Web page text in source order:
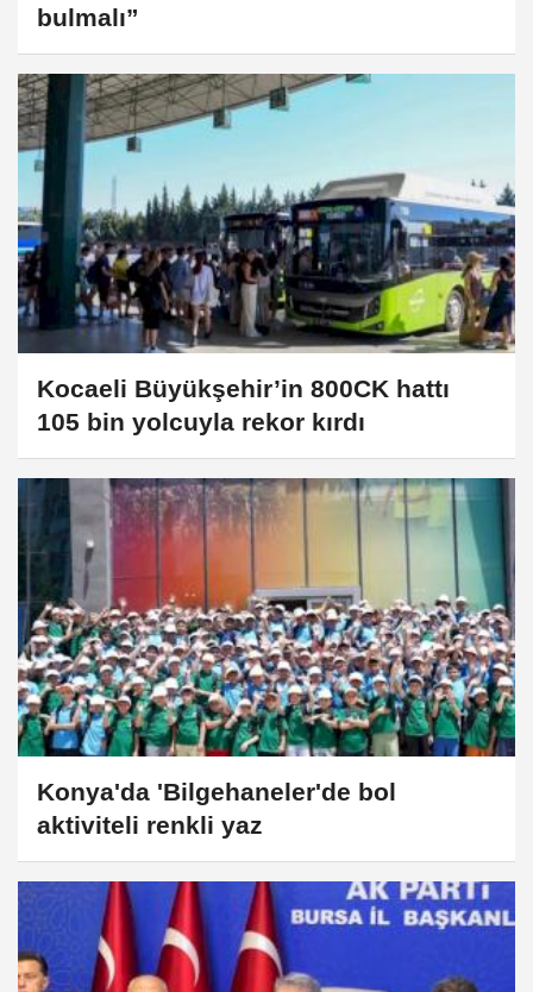
bulmalı”
Kocaeli Büyükşehir’in 800CK hattı
105 bin yolcuyla rekor kırdı
Konya'da 'Bilgehaneler'de bol
aktiviteli renkli yaz